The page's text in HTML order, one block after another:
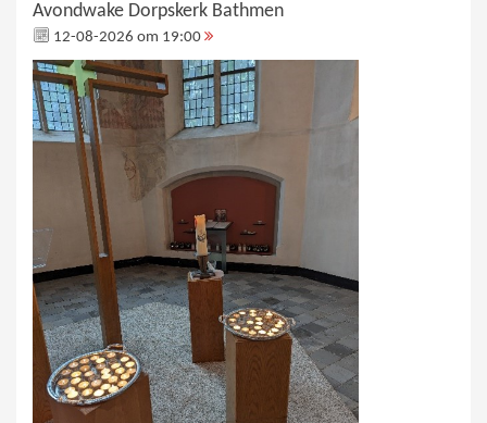
Avondwake Dorpskerk Bathmen
12-08-2026 om 19:00